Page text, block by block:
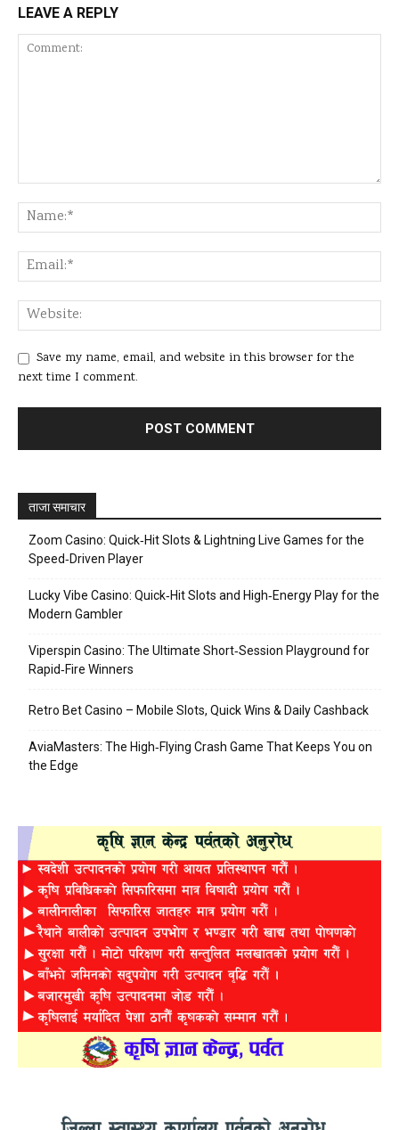
LEAVE A REPLY
Save my name, email, and website in this browser for the
next time I comment.
ताजा समाचार
Zoom Casino: Quick‑Hit Slots & Lightning Live Games for the
Speed‑Driven Player
Lucky Vibe Casino: Quick‑Hit Slots and High‑Energy Play for the
Modern Gambler
Viperspin Casino: The Ultimate Short‑Session Playground for
Rapid‑Fire Winners
Retro Bet Casino – Mobile Slots, Quick Wins & Daily Cashback
AviaMasters: The High‑Flying Crash Game That Keeps You on
the Edge